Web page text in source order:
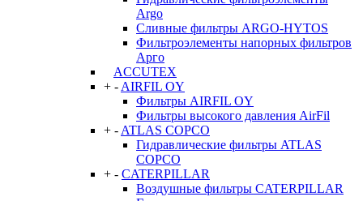
Argo
Сливные фильтры ARGO-HYTOS
Фильтроэлементы напорных фильтров
Арго
ACCUTEX
+ - AIRFIL OY
Фильтры AIRFIL OY
Фильтры высокого давления AirFil
+ - ATLAS COPCO
Гидравлические фильтры ATLAS
COPCO
+ - CATERPILLAR
Воздушные фильтры CATERPILLAR